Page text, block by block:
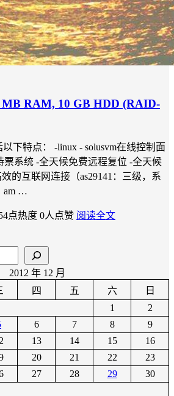
MB RAM, 10 GB HDD (RAID-
下特点： -linux - solusvm在线控制面
票系统 -全天候免费远程复位 -全天候
的互联网连接（as29141：三级，系
am …
点热度 0人点赞 阅读全文
2012 年 12 月
四 五 六
日
1
2
6 7 8
9
13 14 15
16
20 21 22
23
27 28 29
30